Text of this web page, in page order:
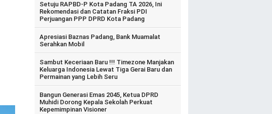
Setuju RAPBD-P Kota Padang TA 2026, Ini
Rekomendasi dan Catatan Fraksi PDI
Perjuangan PPP DPRD Kota Padang
Apresiasi Baznas Padang, Bank Muamalat
Serahkan Mobil
Sambut Keceriaan Baru !!! Timezone Manjakan
Keluarga Indonesia Lewat Tiga Gerai Baru dan
Permainan yang Lebih Seru
Bangun Generasi Emas 2045, Ketua DPRD
Muhidi Dorong Kepala Sekolah Perkuat
Kepemimpinan Visioner